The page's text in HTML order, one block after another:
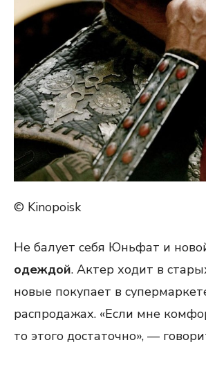
© Kinopoisk
Не балует себя Юньфат и
одеждой. Актер ходит в
новые покупает в
распродажах. «Если мне
то этого достаточно», —